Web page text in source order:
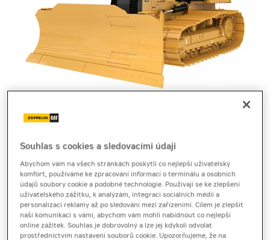
Technický list
[1,1 MB]
Produktový list [15,3 MB]
Dozer Cat D4 výrobce Caterpillar s plynulým
ovládáním nabízí spolehlivý výkon a přesné tvarování
Souhlas s cookies a sledovacími údaji
Abychom vám na všech stránkách poskytli co nejlepší uživatelský
komfort, používáme ke zpracování informací o terminálu a osobních
údajů soubory cookie a podobné technologie. Používají se ke zlepšení
uživatelského zážitku, k analýzám, integraci sociálních médií a
personalizaci reklamy až po sledování mezi zařízeními. Cílem je zlepšit
naši komunikaci s vámi, abychom vám mohli nabídnout co nejlepší
online zážitek. Souhlas je dobrovolný a lze jej kdykoli odvolat
prostřednictvím nastavení souborů cookie. Upozorňujeme, že na